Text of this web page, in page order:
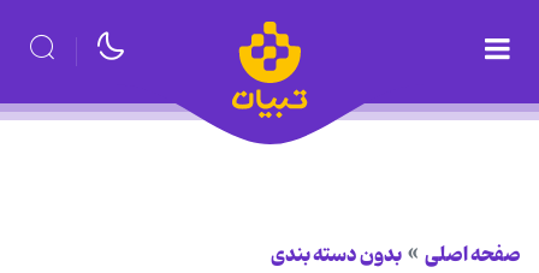
صفحه اصلی بدون دسته بندی